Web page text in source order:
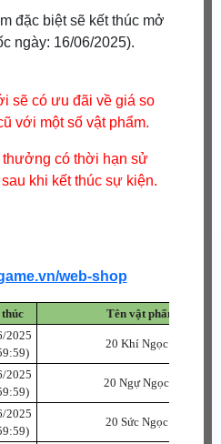
đặc biệt sẽ kết thúc mở
ngày: 16/06/2025).
sẽ có ưu đãi về giá so
với một số vật phẩm.
thưởng có thời hạn sử
khi kết thúc sự kiện.
web-shop
Tên vật phẩm
2025
20 Khí Ngọc C
2025
20 Ngự Ngọc C
2025
20 Sức Ngọc C